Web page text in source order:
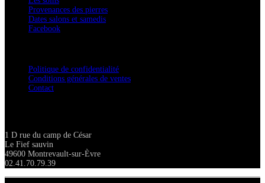
Provenances des pierres
Dates salons et samedis
Facebook
Politique de confidentialité
Conditions générales de ventes
Contact
1 D rue du camp de César
Le Fief sauvin
49600 Montrevault-sur-Èvre
02.41.70.79.39